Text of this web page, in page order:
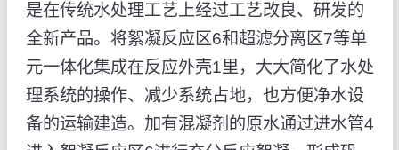
是在传统水处理工艺上经过工艺改良、研发的
全新产品。将絮凝反应区6和超滤分离区7等单
元一体化集成在反应外壳1里，大大简化了水处
理系统的操作、减少系统占地，也方便净水设
备的运输建造。加有混凝剂的原水通过进水管4